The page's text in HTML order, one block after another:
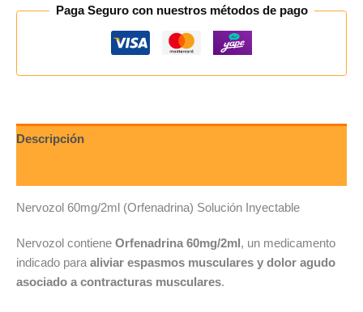
Paga Seguro con nuestros métodos de pago
Descripción
Nervozol 60mg/2ml (Orfenadrina) Solución Inyectable
Nervozol contiene Orfenadrina 60mg/2ml, un medicamento
indicado para aliviar espasmos musculares y dolor agudo
asociado a contracturas musculares.